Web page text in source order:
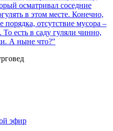
осматривал соседние
в этом месте. Конечно,
отсутствие мусора –
есть в саду гуляли чинно,
А ныне что?"
эфир